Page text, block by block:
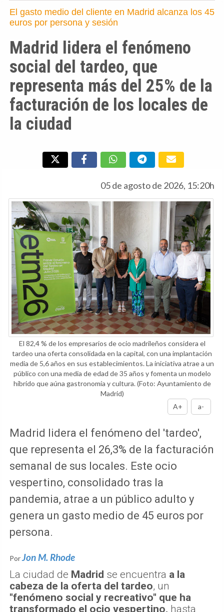
El gasto medio del cliente en Madrid alcanza los 45
euros por persona y sesión
Madrid lidera el fenómeno
social del tardeo, que
representa más del 25% de la
facturación de los locales de
la ciudad
05 de agosto de 2026, 15:20h
El 82,4 % de los empresarios de ocio madrileños considera el
tardeo una oferta consolidada en la capital, con una implantación
media de 5,6 años en sus establecimientos. La iniciativa atrae a un
público con una media de edad de 35 años y fomenta un modelo
híbrido que aúna gastronomía y cultura.(Foto: Ayuntamiento de
Madrid)
A+
a-
Madrid lidera el fenómeno del 'tardeo',
que representa el 26,3% de la facturación
semanal de sus locales. Este ocio
vespertino, consolidado tras la
pandemia, atrae a un público adulto y
genera un gasto medio de 45 euros por
persona.
PorJon M. Rhode
La ciudad de Madrid se encuentra a la
cabeza de la oferta del tardeo, un
"fenómeno social y recreativo" que ha
transformado el ocio vespertino, hasta